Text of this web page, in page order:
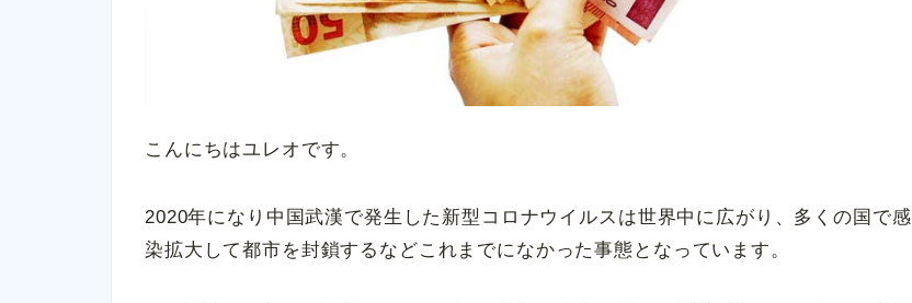
こんにちはユレオです。
2020年になり中国武漢で発生した新型コロナウイルスは世界中に広がり、多くの国で感
染拡大して都市を封鎖するなどこれまでになかった事態となっています。